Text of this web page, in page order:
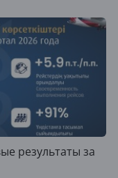
результаты за